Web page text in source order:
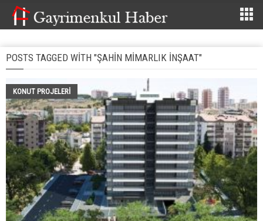
POSTS TAGGED WITH "ŞAHIN MIMARLIK INŞAAT"
KONUT PROJELERI